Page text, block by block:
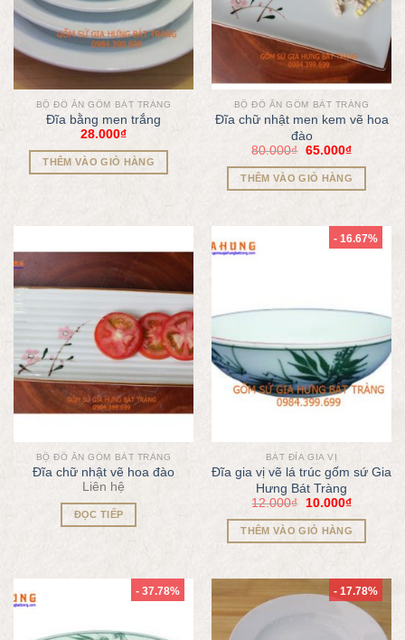
BỘ ĐỒ ĂN GỐM BÁT TRÀNG
Đĩa bằng men trắng
28.000₫
THÊM VÀO GIỎ HÀNG
BỘ ĐỒ ĂN GỐM BÁT TRÀNG
Đĩa chữ nhật men kem vẽ hoa
đào
80.000₫ 65.000₫
THÊM VÀO GIỎ HÀNG
BỘ ĐỒ ĂN GỐM BÁT TRÀNG
Đĩa chữ nhật vẽ hoa đào
Liên hệ
ĐỌC TIẾP
- 16.67%
BÁT ĐĨA GIA VỊ
Đĩa gia vị vẽ lá trúc gốm sứ Gia
Hưng Bát Tràng
12.000₫ 10.000₫
THÊM VÀO GIỎ HÀNG
- 37.78% - 17.78%